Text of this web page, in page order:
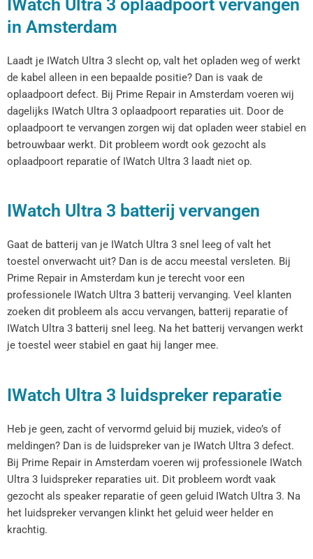
IWatch Ultra 3 oplaadpoort vervangen
in Amsterdam
Laadt je IWatch Ultra 3 slecht op, valt het opladen weg of werkt
de kabel alleen in een bepaalde positie? Dan is vaak de
oplaadpoort defect. Bij Prime Repair in Amsterdam voeren wij
dagelijks IWatch Ultra 3 oplaadpoort reparaties uit. Door de
oplaadpoort te vervangen zorgen wij dat opladen weer stabiel en
betrouwbaar werkt. Dit probleem wordt ook gezocht als
oplaadpoort reparatie of IWatch Ultra 3 laadt niet op.
IWatch Ultra 3 batterij vervangen
Gaat de batterij van je IWatch Ultra 3 snel leeg of valt het
toestel onverwacht uit? Dan is de accu meestal versleten. Bij
Prime Repair in Amsterdam kun je terecht voor een
professionele IWatch Ultra 3 batterij vervanging. Veel klanten
zoeken dit probleem als accu vervangen, batterij reparatie of
IWatch Ultra 3 batterij snel leeg. Na het batterij vervangen werkt
je toestel weer stabiel en gaat hij langer mee.
IWatch Ultra 3 luidspreker reparatie
Heb je geen, zacht of vervormd geluid bij muziek, video’s of
meldingen? Dan is de luidspreker van je IWatch Ultra 3 defect.
Bij Prime Repair in Amsterdam voeren wij professionele IWatch
Ultra 3 luidspreker reparaties uit. Dit probleem wordt vaak
gezocht als speaker reparatie of geen geluid IWatch Ultra 3. Na
het luidspreker vervangen klinkt het geluid weer helder en
krachtig.